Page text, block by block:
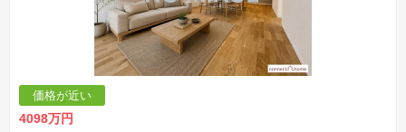
価格が近い
4098万円